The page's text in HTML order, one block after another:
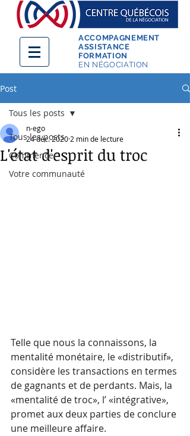
ACCOMPAGNEMENT
ASSISTANCE
FORMATION
EN NÉGOCIATION
Post
Tous les posts
Commencer
Votre communauté
Tous les posts
L'état d'esprit du troc
n-ego
24 déc. 2020 2 min de lecture
Telle que nous la connaissons, la
mentalité monétaire, le «distributif»,
considère les transactions en termes
de gagnants et de perdants. Mais, la
«mentalité de troc», l’ «intégrative»,
promet aux deux parties de conclure
une meilleure affaire.